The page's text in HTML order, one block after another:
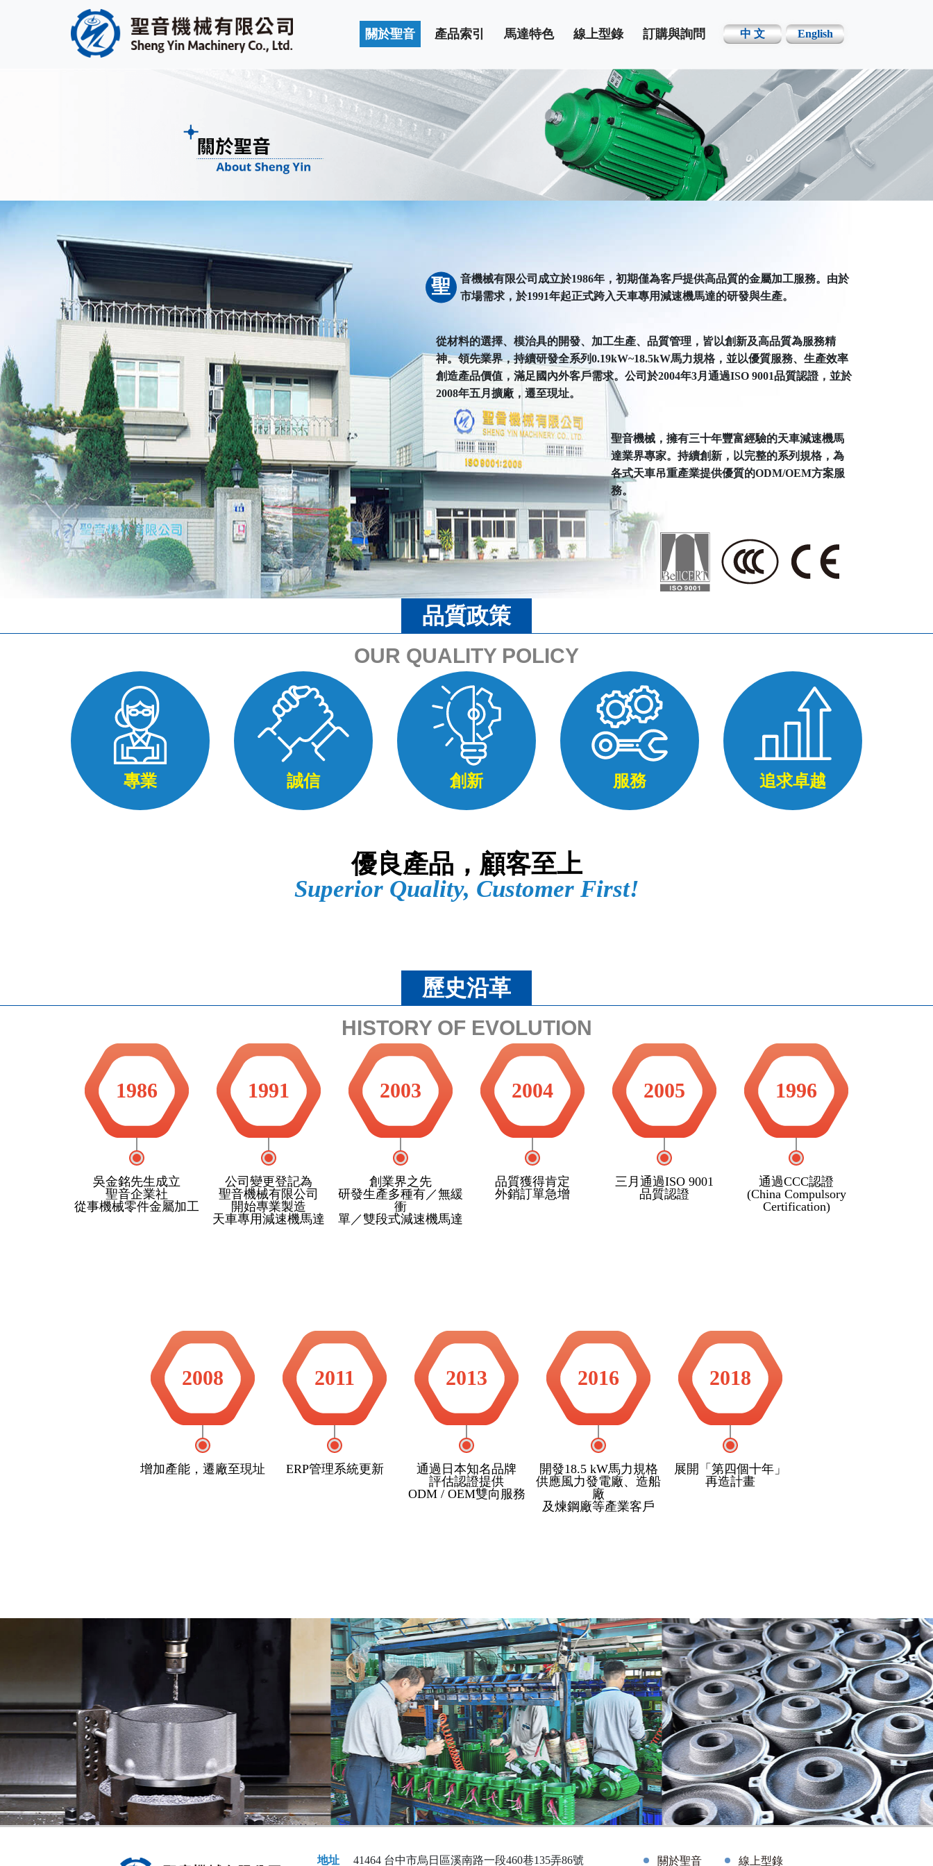
關於聖音 產品索引 馬達特色 線上型錄 訂購與詢問 中 文 English
音機械有限公司成立於1986年，初期僅為客戶提供高品質的金屬加工服務。由於
市場需求，於1991年起正式跨入天車專用減速機馬達的研發與生產。
從材料的選擇、模治具的開發、加工生產、品質管理，皆以創新及高品質為服務精
神。領先業界，持續研發全系列0.19kW~18.5kW馬力規格，並以優質服務、生產效率
創造產品價值，滿足國內外客戶需求。公司於2004年3月通過ISO 9001品質認證，並於
2008年五月擴廠，遷至現址。
聖音機械，擁有三十年豐富經驗的天車減速機馬
達業界專家。持續創新，以完整的系列規格，為
各式天車吊重產業提供優質的ODM/OEM方案服
務。
品質政策
OUR QUALITY POLICY
專業 誠信 創新 服務 追求卓越
優良產品，顧客至上
Superior Quality, Customer First!
歷史沿革
HISTORY OF EVOLUTION
1986
吳金銘先生成立
聖音企業社
從事機械零件金屬加工
1991
公司變更登記為
聖音機械有限公司
開始專業製造
天車專用減速機馬達
2003
創業界之先
研發生產多種有／無緩
衝
單／雙段式減速機馬達
2004
品質獲得肯定
外銷訂單急增
2005
三月通過ISO 9001
品質認證
1996
通過CCC認證
(China Compulsory
Certification)
2008
增加產能，遷廠至現址
2011
ERP管理系統更新
2013
通過日本知名品牌
評估認證提供
ODM / OEM雙向服務
2016
開發18.5 kW馬力規格
供應風力發電廠、造船
廠
及煉鋼廠等產業客戶
2018
展開「第四個十年」
再造計畫
地址 41464 台中市烏日區溪南路一段460巷135弄86號 關於聖音 線上型錄